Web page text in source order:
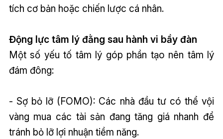
tích cơ bản hoặc chiến lược cá nhân.
Động lực tâm lý đằng sau hành vi bầy đàn
Một số yếu tố tâm lý góp phần tạo nên tâm lý
đám đông:
- Sợ bỏ lỡ (FOMO): Các nhà đầu tư có thể vội
vàng mua các tài sản đang tăng giá nhanh để
tránh bỏ lỡ lợi nhuận tiềm năng.